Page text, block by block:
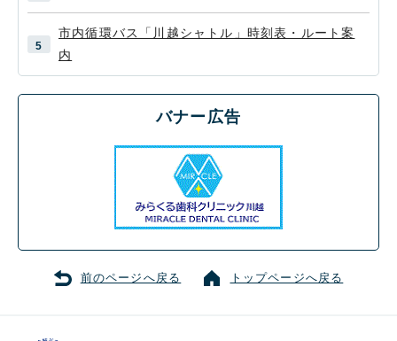
市内循環バス「川越シャトル」時刻表・ルート案
内
バナー広告
前のページへ戻る トップページへ戻る